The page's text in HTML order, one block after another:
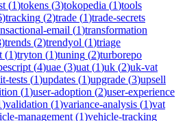
(1)tokens (3)tokopedia (1)tools
)tracking (2)trade (1)trade-secrets
email (1)transformation
)trends (2)trendyol (1)triage
(1)tryton (1)tuning (2)turborepo
(4)uae (3)uat (1)uk (2)uk-vat
tests (1)updates (1)upgrade (3)upsell
(1)user-adoption (2)user-experience
)validation (1)variance-analysis (1)vat
management (1)vehicle-tracking